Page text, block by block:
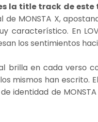
es la title track de
de MONSTA X,
característico. En
los sentimientos
brilla en cada verso
mismos han escrito.
identidad de